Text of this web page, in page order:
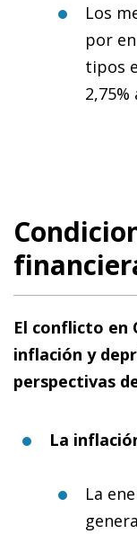
Los
por
tipos
El conflicto en
inflación y
perspectivas
La
La